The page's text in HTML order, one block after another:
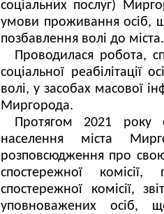
соціальних послуг)
умови проживання осіб,
позбавлення волі до міста.
Проводилася робота,
соціальної реабілітації
волі, у засобах масової
Миргорода.
Протягом 2021 року
населення міста
розповсюдження про
спостережної
спостережної комісії,
уповноважених осіб,